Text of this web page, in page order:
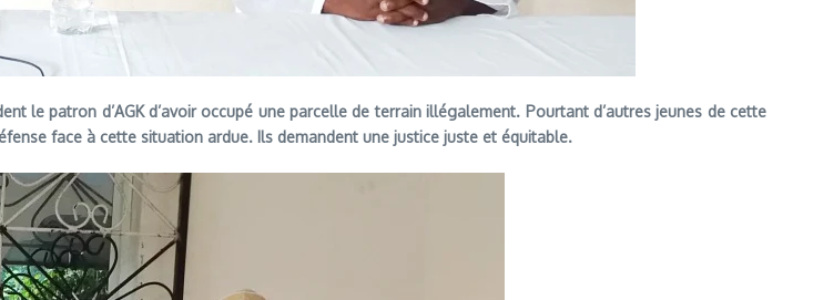
le patron d’AGK d’avoir occupé une parcelle de terrain illégalement. Pourtant d’autres jeunes de cette
face à cette situation ardue. Ils demandent une justice juste et équitable.